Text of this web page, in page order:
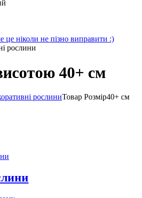
це ніколи не пізно виправити :)
рослини
40+ см
рослиниТовар Розмір40+ см